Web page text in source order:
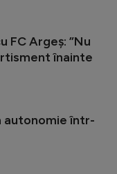
FC Argeș: ”Nu
înainte
autonomie într-